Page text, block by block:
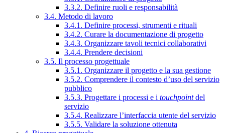
3.3.2. Definire ruoli e responsabilità
3.4. Metodo di lavoro
3.4.1. Definire processi, strumenti e rituali
3.4.2. Curare la documentazione di progetto
3.4.3. Organizzare tavoli tecnici collaborativi
3.4.4. Prendere decisioni
3.5. Il processo progettuale
3.5.1. Organizzare il progetto e la sua gestione
3.5.2. Comprendere il contesto d’uso del servizio
pubblico
3.5.3. Progettare i processi e i touchpointdel
servizio
3.5.4. Realizzare l’interfaccia utente del servizio
3.5.5. Validare la soluzione ottenuta